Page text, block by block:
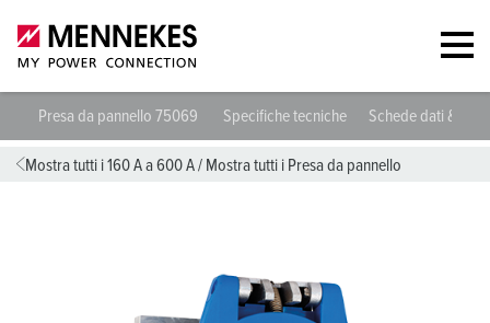
Presa da pannello 75069 Specifiche tecniche Schede dati &
Mostra tutti i 160 A a 600 A/ Mostra tutti i Presa da pannello